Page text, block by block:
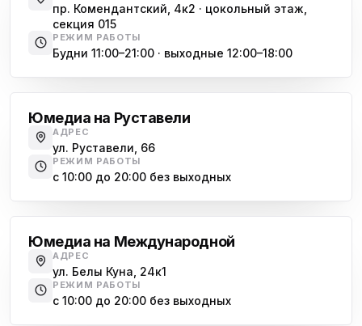
пр. Комендантский, 4к2 · цокольный этаж,
секция 015
РЕЖИМ РАБОТЫ
Будни 11:00–21:00 · выходные 12:00–18:00
Юмедиа на Руставели
АДРЕС
ул. Руставели, 66
РЕЖИМ РАБОТЫ
с 10:00 до 20:00 без выходных
Юмедиа на Международной
АДРЕС
ул. Белы Куна, 24к1
РЕЖИМ РАБОТЫ
с 10:00 до 20:00 без выходных